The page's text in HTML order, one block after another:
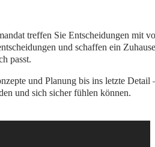
treffen Sie Entscheidungen mit
und schaffen ein
passt.
und Planung bis ins letzte Detail
und sich sicher fühlen können.